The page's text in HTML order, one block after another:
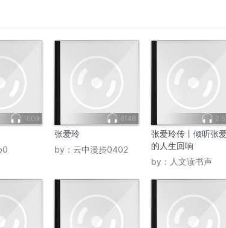
1009 6148
张爱玲
by： 云中漫步0402
张爱玲传丨倾听张
的人生回响
by： 人文读书声